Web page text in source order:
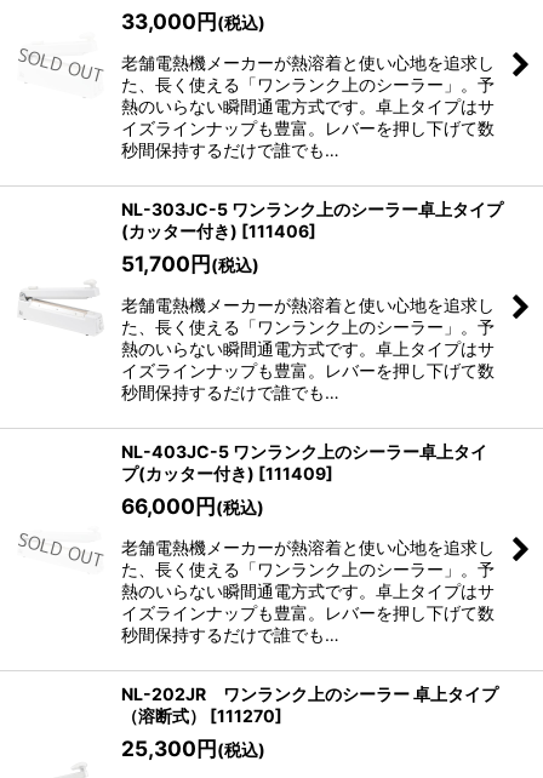
33,000円(税込)
老舗電熱機メーカーが熱溶着と使い心地を追求し
た、長く使える「ワンランク上のシーラー」。予
熱のいらない瞬間通電方式です。卓上タイプはサ
イズラインナップも豊富。レバーを押し下げて数
秒間保持するだけで誰でも…
NL-303JC-5 ワンランク上のシーラー卓上タイプ
(カッター付き) [111406]
51,700円(税込)
老舗電熱機メーカーが熱溶着と使い心地を追求し
た、長く使える「ワンランク上のシーラー」。予
熱のいらない瞬間通電方式です。卓上タイプはサ
イズラインナップも豊富。レバーを押し下げて数
秒間保持するだけで誰でも…
NL-403JC-5 ワンランク上のシーラー卓上タイ
プ(カッター付き) [111409]
66,000円(税込)
老舗電熱機メーカーが熱溶着と使い心地を追求し
た、長く使える「ワンランク上のシーラー」。予
熱のいらない瞬間通電方式です。卓上タイプはサ
イズラインナップも豊富。レバーを押し下げて数
秒間保持するだけで誰でも…
NL-202JR ワンランク上のシーラー 卓上タイプ
（溶断式）
[111270]
25,300円(税込)